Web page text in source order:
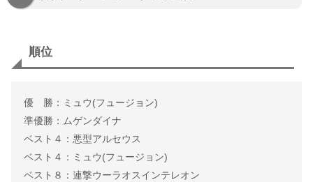
順位
優 勝：ミュウ(フュージョン)
準優勝：ムゲンダイナ
ベスト４：悪型アルセウス
ベスト４：ミュウ(フュージョン)
ベスト８：連撃ウーラオスインテレオン